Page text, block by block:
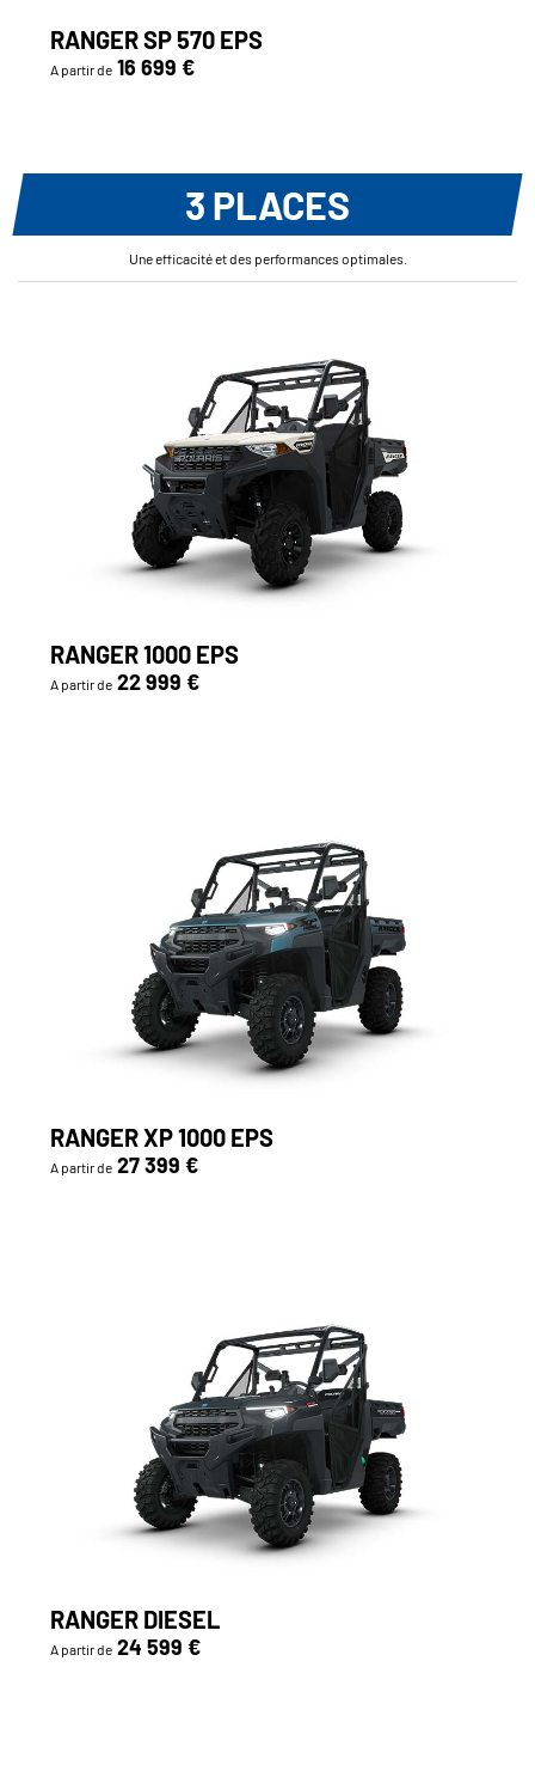
RANGER SP 570 EPS
A partir de 16 699 €
3 PLACES
Une efficacité et des performances optimales.
RANGER 1000 EPS
A partir de 22 999 €
RANGER XP 1000 EPS
A partir de 27 399 €
RANGER DIESEL
A partir de 24 599 €